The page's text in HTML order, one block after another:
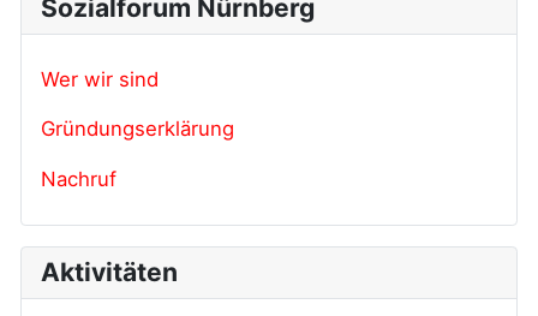
Sozialforum Nürnberg
Wer wir sind
Gründungserklärung
Nachruf
Aktivitäten